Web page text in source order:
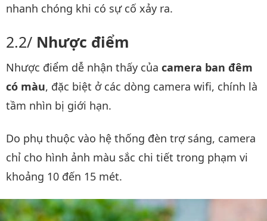
nhanh chóng khi có sự cố xảy ra.
Nhược điểm
Nhược điểm dễ nhận thấy của camera ban đêm
có màu, đặc biệt ở các dòng camera wifi, chính là
tầm nhìn bị giới hạn.
Do phụ thuộc vào hệ thống đèn trợ sáng, camera
chỉ cho hình ảnh màu sắc chi tiết trong phạm vi
khoảng 10 đến 15 mét.